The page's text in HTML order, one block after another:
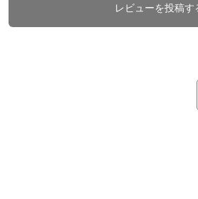
レビューを投稿す